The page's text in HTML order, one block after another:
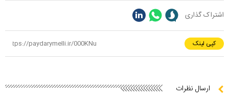
اشتراک گذاری
کپی لینک
ارسال نظرات